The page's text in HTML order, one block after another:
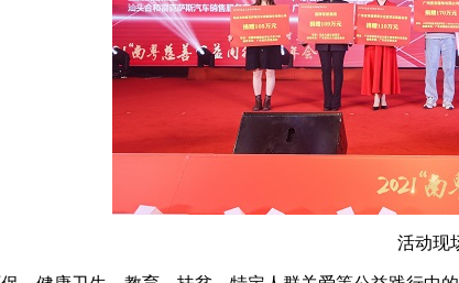
活动现